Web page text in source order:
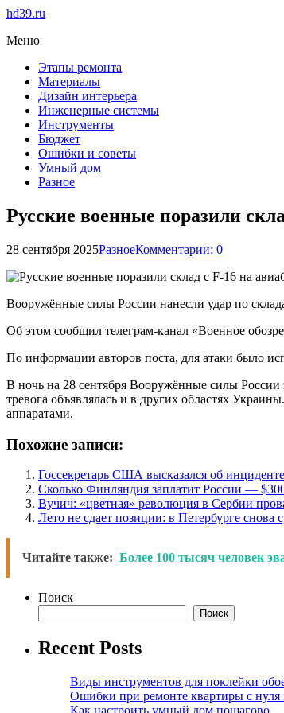
hd39.ru
Меню
Этапы ремонта
Материалы
Дизайн интерьера
Инженерные системы
Инструменты
Бюджет
Ошибки и советы
Умный дом
Разное
Русские военные поразили
28 сентября 2025РазноеКомментарии: 0
Вооружённые силы России нанесли удар по
Об этом сообщил телеграм-канал «Военное
По информации авторов поста, для атаки было
В ночь на 28 сентября Вооружённые силы
тревога объявлялась и в других областях
аппаратами.
Похожие записи:
Госсекретарь США высказался об
Сколько Финляндия заплатит России —
Вучич: «цветная» революция в Сербии
Лето не сдает позиции: в Петербурге снова
Читайте также: Более 100 тысяч человек
Поиск
Поиск
Recent Posts
Виды инструментов для поклейки
Ошибки при ремонте квартиры с нуля
Как настроить умный дом пошагово